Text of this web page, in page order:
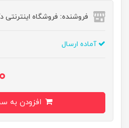
فروشنده: فروشگاه اینترنتی
آماده ارسال